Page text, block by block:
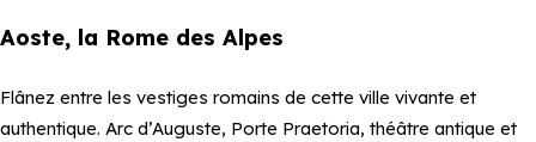
Aoste, la Rome des Alpes
Flânez entre les vestiges romains de cette ville vivante et
authentique. Arc d’Auguste, Porte Praetoria, théâtre antique et